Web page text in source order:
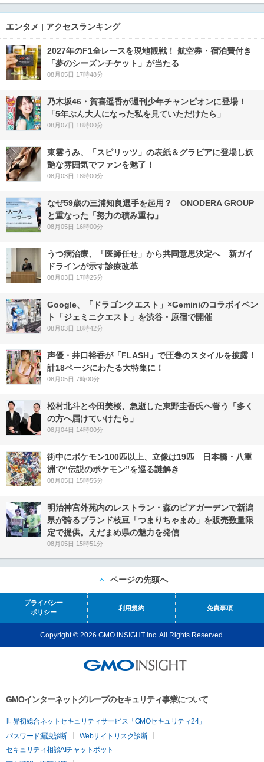
エンタメ | アクセスランキング
2027年のF1全レースを現地観戦！ 航空券・宿泊費付き
「夢のシーズンチケット」が当たる
08月05日 17時48分
乃木坂46・賀喜遥香が週刊少年チャンピオンに登場！
「5年ぶん大人になった私を見ていただけたら」
08月07日 18時00分
東雲うみ、「スピリッツ」の表紙＆グラビアに登場し妖
艶な雰囲気でファンを魅了！
08月03日 18時00分
なぜ59歳の三浦知良選手を起用？ ONODERA GROUP
と重なった「努力の積み重ね」
08月05日 16時00分
うつ病治療、「医師任せ」から共同意思決定へ 新ガイ
ドラインが示す診療改革
08月03日 17時25分
Google、「ドラゴンクエスト」×Geminiのコラボイベン
ト「ジェミニクエスト」を渋谷・原宿で開催
08月03日 18時42分
声優・井口裕香が「FLASH」で圧巻のスタイルを披露！
計18ページにわたる大特集に！
08月05日 7時00分
松村北斗と今田美桜、急逝した東野圭吾氏へ誓う「多く
の方へ届けていけたら」
08月04日 14時00分
街中にポケモン100匹以上、立像は19匹 日本橋・八重
洲で“伝説のポケモン”を巡る謎解き
08月05日 15時55分
明治神宮外苑内のレストラン・森のビアガーデンで新潟
県が誇るブランド枝豆「つまりちゃまめ」を販売数量限
定で提供。えだまめ県の魅力を発信
08月05日 15時51分
ページの先頭へ
プライバシー
ポリシー
利用規約 免責事項
Copyright © 2026 GMO INSIGHT Inc. All Rights Reserved.
GMOインターネットグループのセキュリティ事業について
世界初総合ネットセキュリティサービス「GMOセキュリティ24」
パスワード漏洩診断
Webサイトリスク診断
セキュリティ相談AIチャットボット